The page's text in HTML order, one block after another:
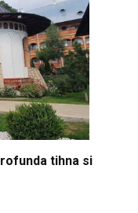
tihna si